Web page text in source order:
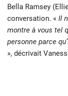
Bella Ramsey
conversation. « Il
montre à vous tel
personne parce
», décrivait